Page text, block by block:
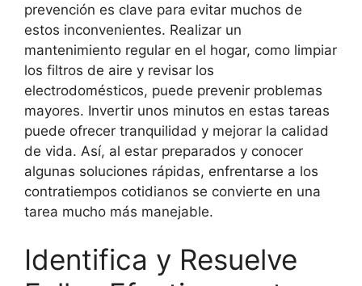
prevención es clave para evitar muchos de
estos inconvenientes. Realizar un
mantenimiento regular en el hogar, como limpiar
los filtros de aire y revisar los
electrodomésticos, puede prevenir problemas
mayores. Invertir unos minutos en estas tareas
puede ofrecer tranquilidad y mejorar la calidad
de vida. Así, al estar preparados y conocer
algunas soluciones rápidas, enfrentarse a los
contratiempos cotidianos se convierte en una
tarea mucho más manejable.
Identifica y Resuelve